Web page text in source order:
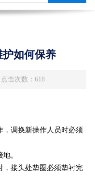
如何保养
点击次数：618
调换新操作人员时必须
。
接头处垫圈必须垫衬完